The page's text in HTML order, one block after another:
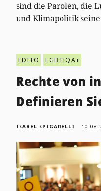
sind die Parolen, die
und Klimapolitik
EDITO LGBTIQA+
Rechte von
Definieren
ISABEL SPIGARELLI